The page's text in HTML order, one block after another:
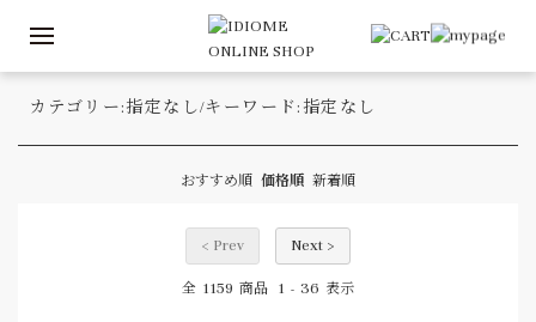
カテゴリー:指定なし/キーワード:指定なし
おすすめ順 価格順 新着順
< Prev Next >
全 1159 商品 1 - 36 表示